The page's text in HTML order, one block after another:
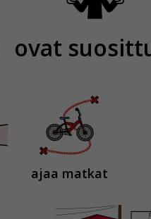
ovat
ajaa matkat